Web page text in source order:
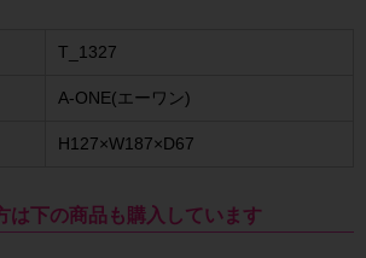
T_1327
A-ONE(エーワン)
H127×W187×D67
は下の商品も購入しています